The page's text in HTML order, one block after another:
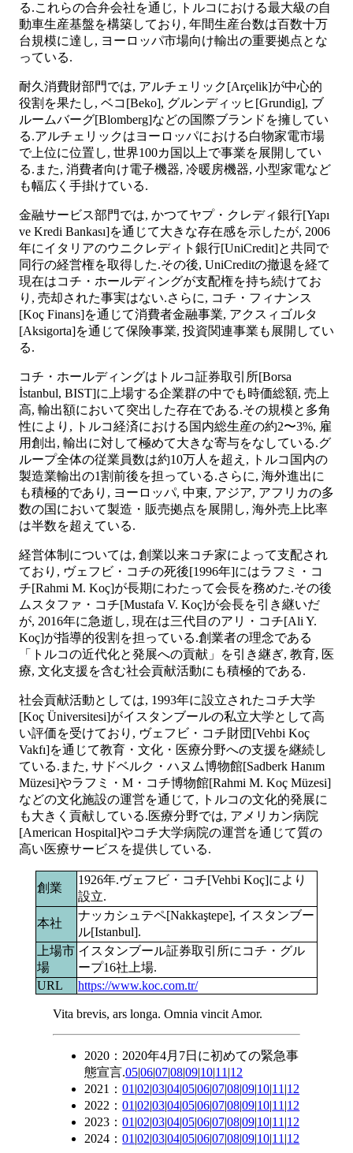
る.これらの合弁会社を通じ, トルコにおける最大級の自
動車生産基盤を構築しており, 年間生産台数は百数十万
台規模に達し, ヨーロッパ市場向け輸出の重要拠点とな
っている.
耐久消費財部門では, アルチェリック[Arçelik]が中心的
役割を果たし, ベコ[Beko], グルンディッヒ[Grundig], ブ
ルームバーグ[Blomberg]などの国際ブランドを擁してい
る.アルチェリックはヨーロッパにおける白物家電市場
で上位に位置し, 世界100カ国以上で事業を展開してい
る.また, 消費者向け電子機器, 冷暖房機器, 小型家電など
も幅広く手掛けている.
金融サービス部門では, かつてヤプ・クレディ銀行[Yapı
ve Kredi Bankası]を通じて大きな存在感を示したが, 2006
年にイタリアのウニクレディト銀行[UniCredit]と共同で
同行の経営権を取得した.その後, UniCreditの撤退を経て
現在はコチ・ホールディングが支配権を持ち続けてお
り, 売却された事実はない.さらに, コチ・フィナンス
[Koç Finans]を通じて消費者金融事業, アクスィゴルタ
[Aksigorta]を通じて保険事業, 投資関連事業も展開してい
る.
コチ・ホールディングはトルコ証券取引所[Borsa
İstanbul, BIST]に上場する企業群の中でも時価総額, 売上
高, 輸出額において突出した存在である.その規模と多角
性により, トルコ経済における国内総生産の約2〜3%, 雇
用創出, 輸出に対して極めて大きな寄与をなしている.グ
ループ全体の従業員数は約10万人を超え, トルコ国内の
製造業輸出の1割前後を担っている.さらに, 海外進出に
も積極的であり, ヨーロッパ, 中東, アジア, アフリカの多
数の国において製造・販売拠点を展開し, 海外売上比率
は半数を超えている.
経営体制については, 創業以来コチ家によって支配され
ており, ヴェフビ・コチの死後[1996年]にはラフミ・コ
チ[Rahmi M. Koç]が長期にわたって会長を務めた.その後
ムスタファ・コチ[Mustafa V. Koç]が会長を引き継いだ
が, 2016年に急逝し, 現在は三代目のアリ・コチ[Ali Y.
Koç]が指導的役割を担っている.創業者の理念である
「トルコの近代化と発展への貢献」を引き継ぎ, 教育, 医
療, 文化支援を含む社会貢献活動にも積極的である.
社会貢献活動としては, 1993年に設立されたコチ大学
[Koç Üniversitesi]がイスタンブールの私立大学として高
い評価を受けており, ヴェフビ・コチ財団[Vehbi Koç
Vakfı]を通じて教育・文化・医療分野への支援を継続し
ている.また, サドベルク・ハヌム博物館[Sadberk Hanım
Müzesi]やラフミ・M・コチ博物館[Rahmi M. Koç Müzesi]
などの文化施設の運営を通じて, トルコの文化的発展に
も大きく貢献している.医療分野では, アメリカン病院
[American Hospital]やコチ大学病院の運営を通じて質の
高い医療サービスを提供している.
創業
1926年.ヴェフビ・コチ[Vehbi Koç]により
設立.
本社
ナッカシュテペ[Nakkaştepe], イスタンブー
ル[Istanbul].
上場市
場
イスタンブール証券取引所にコチ・グル
ープ16社上場.
URL
https://www.koc.com.tr/
Vita brevis, ars longa. Omnia vincit Amor.
2020：2020年4月7日に初めての緊急事
態宣言.05|06|07|08|09|10|11|12
2021：01|02|03|04|05|06|07|08|09|10|11|12
2022：01|02|03|04|05|06|07|08|09|10|11|12
2023：01|02|03|04|05|06|07|08|09|10|11|12
2024：01|02|03|04|05|06|07|08|09|10|11|12